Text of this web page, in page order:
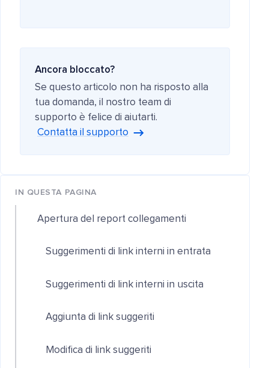
Ancora bloccato?
Se questo articolo non ha risposto alla
tua domanda, il nostro team di
supporto è felice di aiutarti.
Contatta il supporto
IN QUESTA PAGINA
Apertura del report collegamenti
Suggerimenti di link interni in entrata
Suggerimenti di link interni in uscita
Aggiunta di link suggeriti
Modifica di link suggeriti